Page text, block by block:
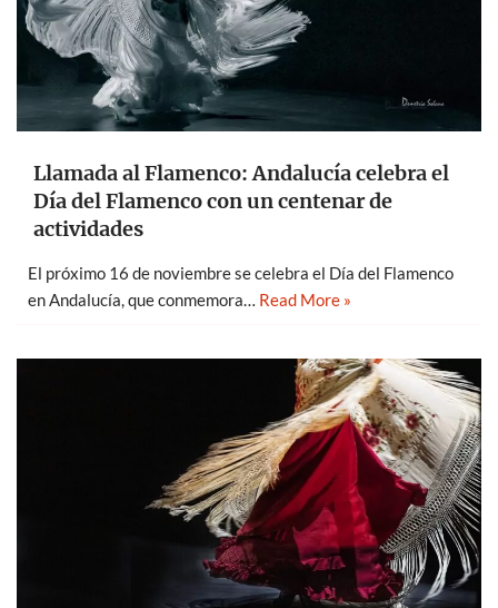
Llamada al Flamenco: Andalucía celebra el
Día del Flamenco con un centenar de
actividades
El próximo 16 de noviembre se celebra el Día del Flamenco
en Andalucía, que conmemora… Read More »